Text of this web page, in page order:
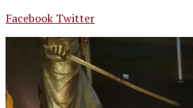
Facebook Twitter